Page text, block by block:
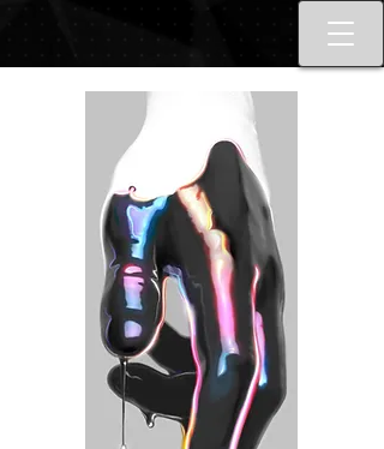
Best tattoo artists in Toronto. Best
Toronto tattoo studio shop.
Tattoo ideas designs flash style.
Tattoo school Toronto. Best
piercings Toronto, Piercing
studio piercing shop Toronto.
Body piercing, body modification
toronto. Nail art, manicures, nail
boutique toronto. Best Nail
boutique nail salon. Custom nail
art full set gel extensions acrylic
extensions. Russian e-file